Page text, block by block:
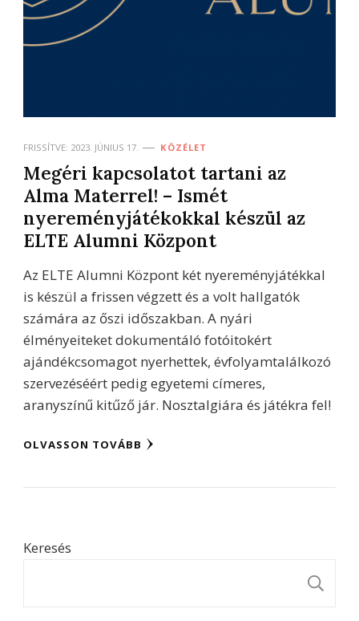
FRISSÍTVE: 2023. JÚNIUS 17. KÖZÉLET
Megéri kapcsolatot tartani az
Alma Materrel! – Ismét
nyereményjátékokkal készül az
ELTE Alumni Központ
Az ELTE Alumni Központ két nyereményjátékkal
is készül a frissen végzett és a volt hallgatók
számára az őszi időszakban. A nyári
élményeiteket dokumentáló fotóitokért
ajándékcsomagot nyerhettek, évfolyamtalálkozó
szervezéséért pedig egyetemi címeres,
aranyszínű kitűző jár. Nosztalgiára és játékra fel!
OLVASSON TOVÁBB
Keresés